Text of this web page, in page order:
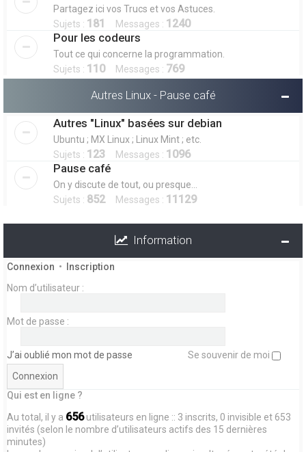
Partagez ici vos Trucs et vos Astuces.
Sujets : 181 Messages : 1240
Pour les codeurs
Tout ce qui concerne la programmation.
Sujets : 110Messages : 769
Autres Linux - Pause café
Autres "Linux" basées sur debian
Ubuntu ; MX Linux ; Linux Mint ; etc.
Sujets : 123 Messages : 1096
Pause café
On y discute de tout, ou presque...
Sujets : 852Messages : 11129
Information
Connexion •
Inscription
Nom d’utilisateur :
Mot de passe :
J’ai oublié mon mot de passe Se souvenir de moi
Qui est en ligne ?
Au total, il y a 656utilisateurs en ligne :: 3 inscrits, 0 invisible et 653
invités (selon le nombre d’utilisateurs actifs des 15 dernières
minutes)